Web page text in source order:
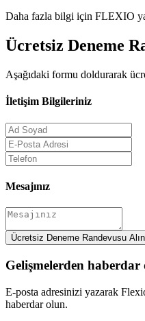
Daha fazla bilgi için FLEXIO
Ücretsiz Deneme
Aşağıdaki formu doldurarak
İletişim Bilgileriniz
Mesajınız
Ücretsiz Deneme Randevusu Alın
Gelişmelerden haberdar
E-posta adresinizi yazarak
haberdar olun.